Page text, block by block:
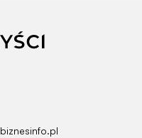
biznesinfo.pl